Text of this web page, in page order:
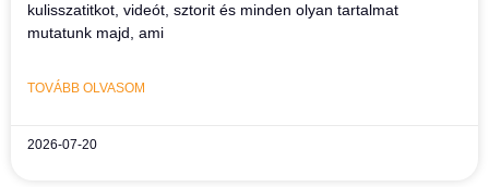
kulisszatitkot, videót, sztorit és minden olyan tartalmat
mutatunk majd, ami
TOVÁBB OLVASOM
2026-07-20